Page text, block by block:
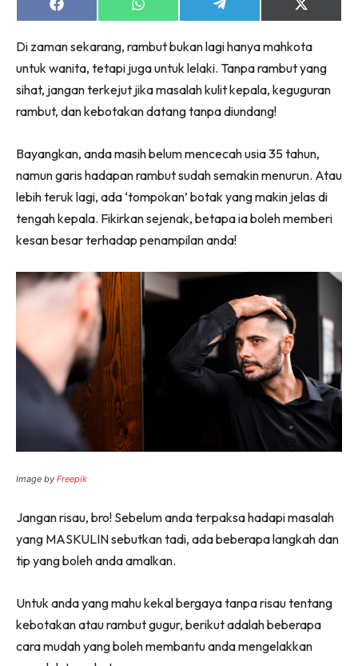
Share
on
Share
on
Share
on
Share
on
(Twitter)
Di zaman sekarang, rambut bukan lagi hanya mahkota
untuk wanita, tetapi juga untuk lelaki. Tanpa rambut yang
sihat, jangan terkejut jika masalah kulit kepala, keguguran
rambut, dan kebotakan datang tanpa diundang!
Bayangkan, anda masih belum mencecah usia 35 tahun,
namun garis hadapan rambut sudah semakin menurun. Atau
lebih teruk lagi, ada ‘tompokan’ botak yang makin jelas di
tengah kepala. Fikirkan sejenak, betapa ia boleh memberi
kesan besar terhadap penampilan anda!
Image by Freepik
Jangan risau, bro! Sebelum anda terpaksa hadapi masalah
yang MASKULIN sebutkan tadi, ada beberapa langkah dan
tip yang boleh anda amalkan.
Untuk anda yang mahu kekal bergaya tanpa risau tentang
kebotakan atau rambut gugur, berikut adalah beberapa
cara mudah yang boleh membantu anda mengelakkan